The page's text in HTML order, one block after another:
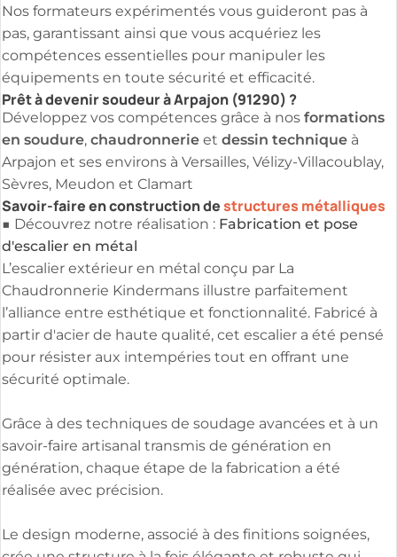
Nos formateurs expérimentés vous guideront pas à
pas, garantissant ainsi que vous acquériez les
compétences essentielles pour manipuler les
équipements en toute sécurité et efficacité.
Prêt à devenir soudeur à Arpajon (91290) ?
Développez vos compétences grâce à nosformations
en soudure,chaudronnerieet dessin technique à
Arpajon et ses environs à Versailles, Vélizy-Villacoublay,
Sèvres, Meudon et Clamart
Savoir-faire en construction destructures métalliques
■ Découvrez notre réalisation : Fabrication et pose
d'escalier en métal
L’escalier extérieur en métal conçu par La
Chaudronnerie Kindermans illustre parfaitement
l’alliance entre esthétique et fonctionnalité. Fabricé à
partir d'acier de haute qualité, cet escalier a été pensé
pour résister aux intempéries tout en offrant une
sécurité optimale.
Grâce à des techniques de soudage avancées et à un
savoir-faire artisanal transmis de génération en
génération, chaque étape de la fabrication a été
réalisée avec précision.
Le design moderne, associé à des finitions soignées,